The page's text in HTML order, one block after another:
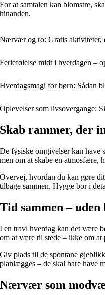
For at samtalen kan blomstre,
hinanden.
Nærvær og ro: Gratis aktiviteter,
Feriefølelse midt i hverdagen –
Hverdagsmagi for børn: Sådan
Oplevelser som livsovergange:
Skab rammer, der
De fysiske omgivelser kan have
men om at skabe en atmosfære,
Overvej, hvordan du kan gøre
tilbage sammen. Hygge bor i
Tid sammen – uden
I en travl hverdag kan det være
om at være til stede – ikke om at
Giv plads til de spontane
planlægges – de skal bare have
Nærvær som